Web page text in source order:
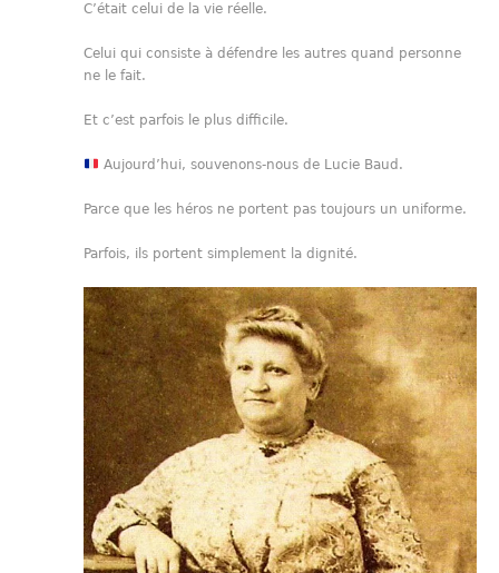
C’était celui de la vie réelle.
Celui qui consiste à défendre les autres quand personne
ne le fait.
Et c’est parfois le plus difficile.
Aujourd’hui, souvenons-nous de Lucie Baud.
Parce que les héros ne portent pas toujours un uniforme.
Parfois, ils portent simplement la dignité.